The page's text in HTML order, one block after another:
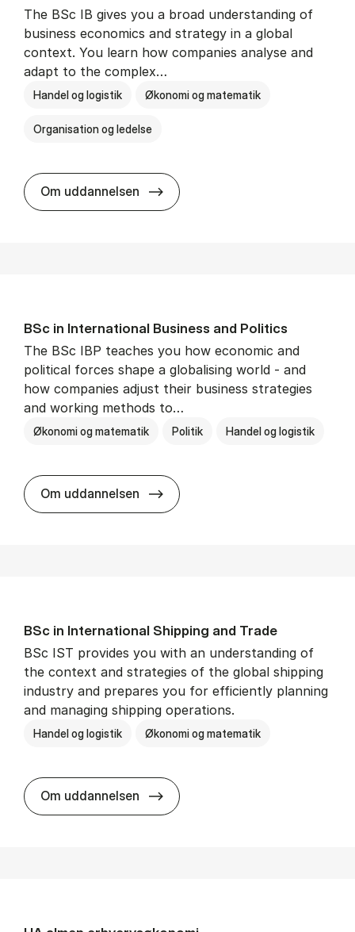
The BSc IB gives you a broad understanding of
business economics and strategy in a global
context. You learn how companies analyse and
adapt to the complex…
Handel og logistik Økonomi og matematik
Organisation og ledelse
Om uddannelsen BSc in In­ter­na­tion­al Busi­ness
BSc in In­ter­na­tion­al Busi­ness and Polit­ics
The BSc IBP teaches you how economic and
political forces shape a globalising world - and
how companies adjust their business strategies
and working methods to…
Økonomi og matematik Politik Handel og logistik
Om uddannelsen BSc in In­ter­na­tion­al Busi­ness
BSc in In­ter­na­tion­al Ship­ping and Trade
BSc IST provides you with an understanding of
the context and strategies of the global shipping
industry and prepares you for efficiently planning
and managing shipping operations.
Handel og logistik Økonomi og matematik
Om uddannelsen BSc in In­ter­na­tion­al Ship­ping